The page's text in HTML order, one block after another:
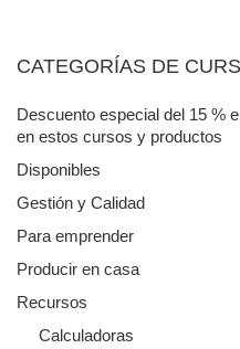
CATEGORÍAS DE
Descuento especial del 15 %
en estos cursos y productos
Disponibles
Gestión y Calidad
Para emprender
Producir en casa
Recursos
Calculadoras